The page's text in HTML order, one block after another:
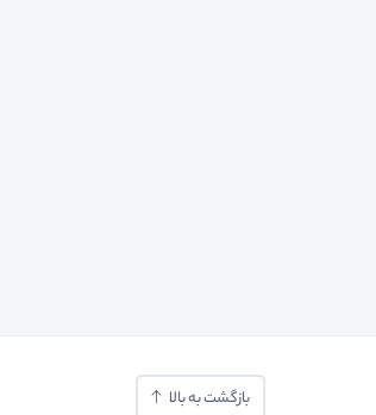
بازگشت به بالا